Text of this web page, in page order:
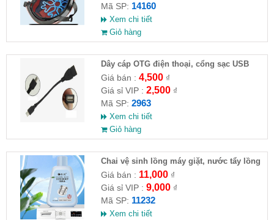
Mã SP: 14160
Xem chi tiết
Giỏ hàng
Dây cáp OTG điện thoại, cổng sạc USB
Giá bán : 4,500₫
Giá sỉ VIP : 2,500₫
Mã SP: 2963
Xem chi tiết
Giỏ hàng
Chai vệ sinh lồng máy giặt, nước tẩy lồng
máy giặt CLEANING FLUID
Giá bán : 11,000₫
Giá sỉ VIP : 9,000₫
Mã SP: 11232
Xem chi tiết